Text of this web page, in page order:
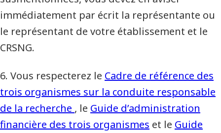
immédiatement par écrit la représentante ou
le représentant de votre établissement et le
CRSNG.
6. Vous respecterez le Cadre de référence des
trois organismes sur la conduite responsable
de la recherche , le Guide d’administration
financière des trois organismes et le Guide